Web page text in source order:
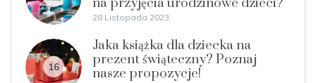
28 Listopada 2023
16
Jaka książka dla dziecka na
prezent świąteczny? Poznaj
nasze propozycje!